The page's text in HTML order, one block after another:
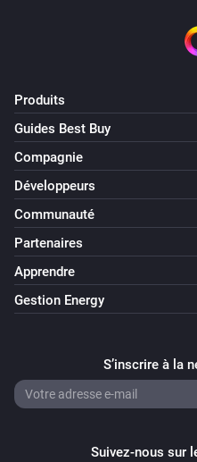
Produits
Guides Best Buy
Compagnie
Développeurs
Communauté
Partenaires
Apprendre
Gestion Energy
S’inscrire à la
Suivez-nous sur